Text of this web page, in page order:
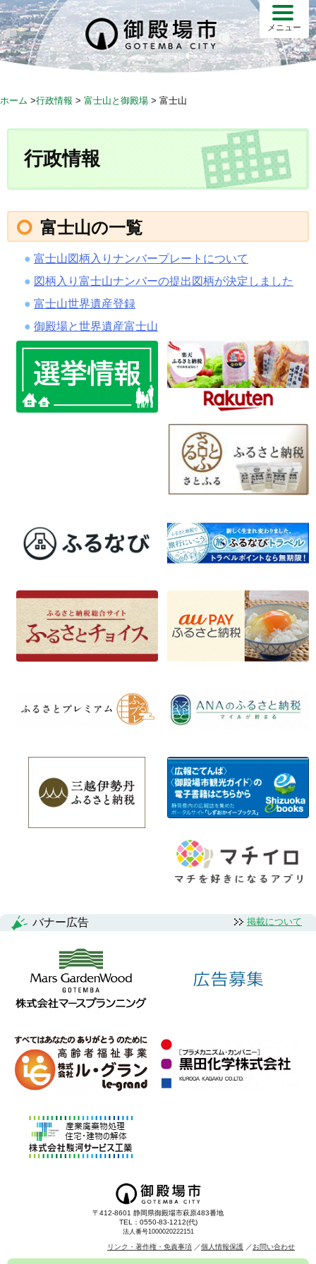
S
k
i
p
メニュー
ホーム >行政情報 > 富士山と御殿場 > 富士山
行政情報
富士山の一覧
富士山図柄入りナンバープレートについて
図柄入り富士山ナンバーの提出図柄が決定しました
富士山世界遺産登録
御殿場と世界遺産富士山
バナー広告 掲載について
〒412-8601 静岡県御殿場市萩原483番地
TEL：0550-83-1212(代)
法人番号1000020222151
リンク・著作権・免責事項 個人情報保護 お問い合わせ